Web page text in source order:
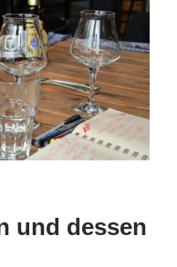
und dessen